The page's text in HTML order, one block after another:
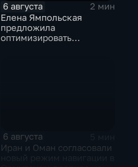
6 августа
2 мин
Елена Ямпольская
предложила
оптимизировать
6 августа
Иран и Оман согласовали